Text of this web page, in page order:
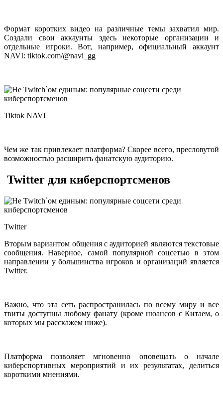
Формат коротких видео на различные темы захватил мир.
Создали свои аккаунты здесь некоторые организации и
отдельные игроки. Вот, например, официальный аккаунт
NAVI: tiktok.com/@navi_gg
Tiktok NAVI
Чем же так привлекает платформа? Скорее всего, пресловутой
возможностью расширить фанатскую аудиторию.
Twitter для киберспортсменов
Twitter
Вторым вариантом общения с аудиторией являются текстовые
сообщения. Наверное, самой популярной соцсетью в этом
направлении у большинства игроков и организаций является
Twitter.
Важно, что эта сеть распространилась по всему миру и все
твиты доступны любому фанату (кроме нюансов с Китаем, о
которых мы расскажем ниже).
Платформа позволяет мгновенно оповещать о начале
киберспортивных мероприятий и их результатах, делиться
короткими мнениями.